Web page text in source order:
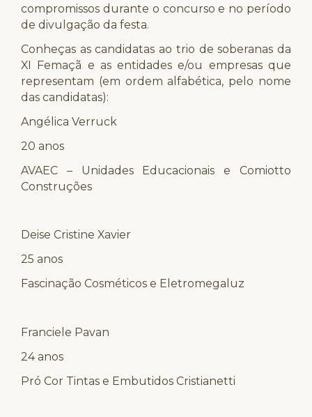
compromissos durante o concurso e no período
de divulgação da festa.
Conheças as candidatas ao trio de soberanas da
XI Femaçã e as entidades e/ou empresas que
representam (em ordem alfabética, pelo nome
das candidatas):
Angélica Verruck
20 anos
AVAEC – Unidades Educacionais e Comiotto
Construções
Deise Cristine Xavier
25 anos
Fascinação Cosméticos e Eletromegaluz
Franciele Pavan
24 anos
Pró Cor Tintas e Embutidos Cristianetti